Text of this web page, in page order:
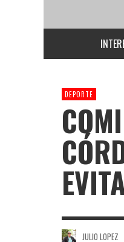
DEPORTE
JULIO LOPEZ